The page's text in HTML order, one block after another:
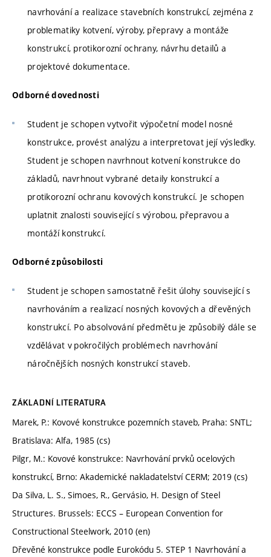
navrhování a realizace stavebních konstrukcí, zejména z
problematiky kotvení, výroby, přepravy a montáže
konstrukcí, protikorozní ochrany, návrhu detailů a
projektové dokumentace.
Odborné dovednosti
Student je schopen vytvořit výpočetní model nosné
konstrukce, provést analýzu a interpretovat její výsledky.
Student je schopen navrhnout kotvení konstrukce do
základů, navrhnout vybrané detaily konstrukcí a
protikorozní ochranu kovových konstrukcí. Je schopen
uplatnit znalosti související s výrobou, přepravou a
montáží konstrukcí.
Odborné způsobilosti
Student je schopen samostatně řešit úlohy související s
navrhováním a realizací nosných kovových a dřevěných
konstrukcí. Po absolvování předmětu je způsobilý dále se
vzdělávat v pokročilých problémech navrhování
náročnějších nosných konstrukcí staveb.
ZÁKLADNÍ LITERATURA
Marek, P.: Kovové konstrukce pozemních staveb, Praha: SNTL;
Bratislava: Alfa, 1985 (cs)
Pilgr, M.: Kovové konstrukce: Navrhování prvků ocelových
konstrukcí, Brno: Akademické nakladatelství CERM; 2019 (cs)
Da Silva, L. S., Simoes, R., Gervásio, H. Design of Steel
Structures. Brussels: ECCS – European Convention for
Constructional Steelwork, 2010 (en)
Dřevěné konstrukce podle Eurokódu 5. STEP 1 Navrhování a